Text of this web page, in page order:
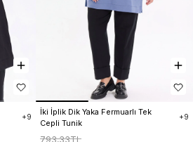
+9
İki İplik Dik Yaka Fermuarlı Tek
Cepli Tunik
+9
793,33TL